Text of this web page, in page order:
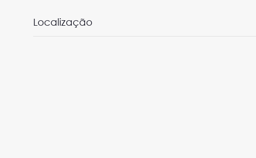
Localização